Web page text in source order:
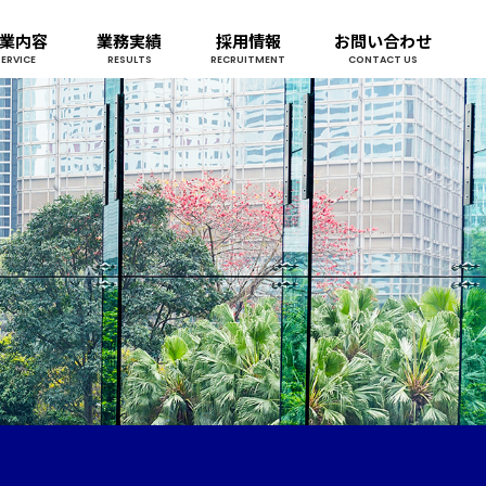
内容 業務実績
RESULTS
採用情報
RECRUITMENT
お問い合わせ
CONTACT US